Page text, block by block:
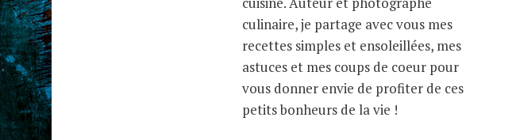
culinaire, je partage avec vous mes
recettes simples et ensoleillées, mes
astuces et mes coups de coeur pour
vous donner envie de profiter de ces
petits bonheurs de la vie !